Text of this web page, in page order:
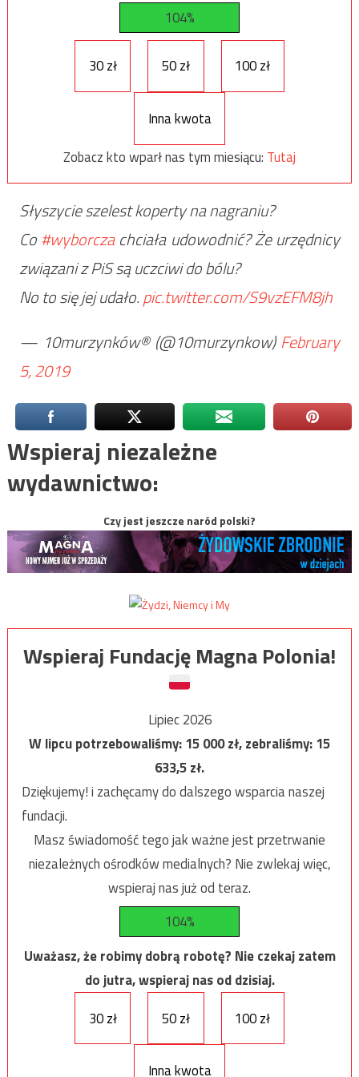
104%
30 zł 50 zł 100 zł
Inna kwota
Zobacz kto wparł nas tym miesiącu: Tutaj
Słyszycie szelest koperty na nagraniu?
Co#wyborczachciała udowodnić? Że urzędnicy
związani z PiS są uczciwi do bólu?
No to się jej udało.pic.twitter.com/S9vzEFM8jh
— 10murzynków® (@10murzynkow)February
5, 2019
Wspieraj niezależne
wydawnictwo:
Czy jest jeszcze naród polski?
Wspieraj Fundację Magna Polonia!
Lipiec 2026
W lipcu potrzebowaliśmy:15 000zł, zebraliśmy:15
633,5zł.
Dziękujemy! i zachęcamy do dalszego wsparcia naszej
fundacji.
Masz świadomość tego jak ważne jest przetrwanie
niezależnych ośrodków medialnych? Nie zwlekaj więc,
wspieraj nas już od teraz.
104%
Uważasz, że robimy dobrą robotę? Nie czekaj zatem
do jutra, wspieraj nas od dzisiaj.
30 zł
50 zł 100 zł
Inna kwota